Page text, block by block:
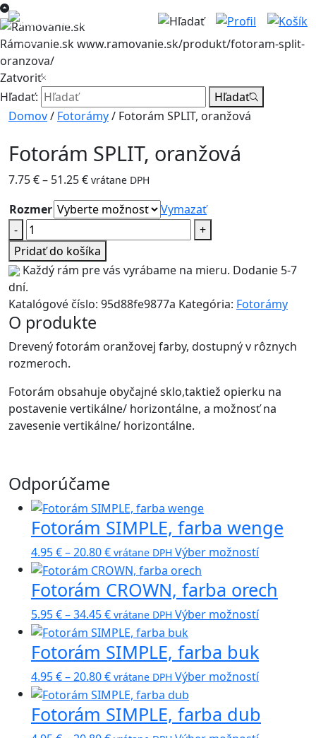
Rámovanie.skwww.ramovanie.sk/produkt/fotoram-split-
oranzova/
Zatvoriť
Hľadať:
Hľadať
Domov/ Fotorámy/ Fotorám SPLIT, oranžová
Fotorám SPLIT, oranžová
7.75€– 51.25€Price
7.75 €
51.25 €
vrátane DPH
Rozmer
Vymazať
-
množstvo
Fotorám
SPLIT,
oranžová
+
Pridať do košíka
Každý rám pre vás vyrábame na mieru. Dodanie 5-7
dní.
Katalógové číslo: 95d88fe9877a Kategória: Fotorámy
O produkte
Drevený fotorám oranžovej farby, dostupný v rôznych
rozmeroch.
Fotorám obsahuje obyčajné sklo,taktiež opierku na
postavenie vertikálne/ horizontálne, a možnosť na
zavesenie vertikálne/ horizontálne.
Odporúčame
Fotorám SIMPLE, farba wenge
4.95€–20.80€Price
range:
4.95 €
through
20.80 €
vrátane DPH Výber možnostíTento
má
viacero
variantov.
si
môžete
vybrať
stránke
Fotorám CROWN, farba orech
5.95€–34.45€Price
range:
5.95 €
through
34.45 €
vrátane DPH Výber možnostíTento
má
viacero
variantov.
si
môžete
Fotorám SIMPLE, farba buk
4.95€–20.80€Price
range:
4.95 €
through
vrátane DPH Výber možnostíTento
má
viacero
Fotorám SIMPLE, farba dub